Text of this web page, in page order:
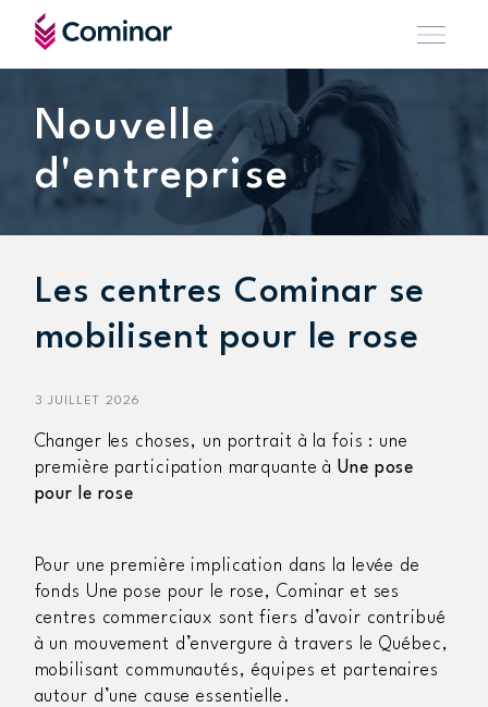
Nouvelle
d'entreprise
Les centres Cominar se
mobilisent pour le rose
3 JUILLET 2026
Changer les choses, un portrait à la fois : une
première participation marquante à Une pose
pour le rose
Pour une première implication dans
la levée de
fonds Une pose pour le rose, Cominar et ses
centres commerciaux sont fiers d’avoir contribué
à un mouvement d’envergure à travers le Québec,
mobilisant communautés, équipes et partenaires
autour d’une cause essentielle.